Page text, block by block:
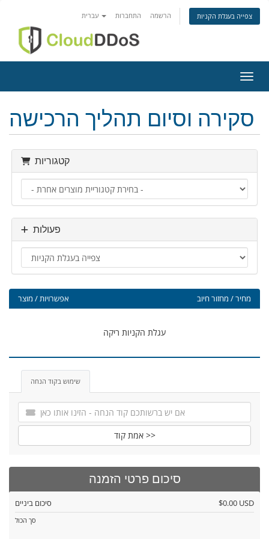
התחברות הרשמה צפייה בעגלת הקניות
סקירה וסיום תהליך הרכישה
קטגוריות
פעולות
אפשרויות / מוצר מחיר / מחזור חיוב
עגלת הקניות ריקה
שימוש בקוד הנחה
אמת קוד >>
סיכום פרטי הזמנה
סיכום ביניים $0.00 USD
סך הכול